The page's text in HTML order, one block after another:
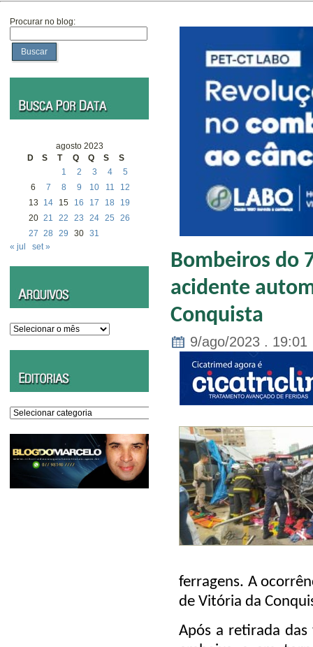
Procurar no blog:
Buscar
agosto 2023
D
S T Q Q S
S
1
2 3 4
5
6
7 8 9 10 11
12
13
14 15 16 17 18
19
20 21 22 23 24 25
26
27 28 29 30 31
« jul
set »
Arquivos
Editorias
Bombeiros do
acidente
Conquista
9/ago/2023 . 19:01
ferragens. A
de Vitória da
Após a retirada